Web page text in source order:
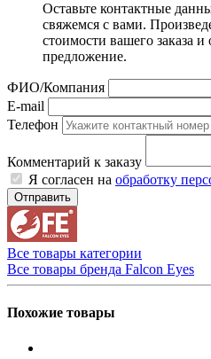
Оставьте контактные
свяжемся с вами.
стоимости вашего заказа
предложение.
ФИО/Компания
E-mail
Телефон
Комментарий к заказу
Я согласен на обработку
Отправить
Все товары категории
Все товары бренда Falcon Eyes
Похожие товары